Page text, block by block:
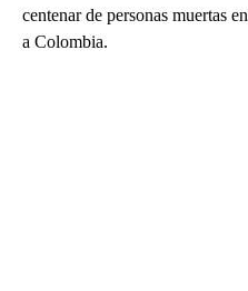
centenar de personas muertas
a Colombia.